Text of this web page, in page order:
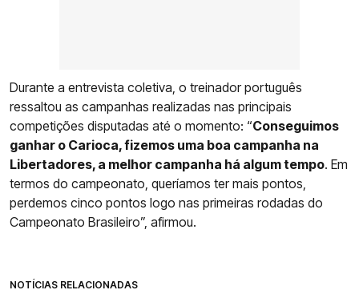
Durante a entrevista coletiva, o treinador português
ressaltou as campanhas realizadas nas principais
competições disputadas até o momento: “Conseguimos
ganhar o Carioca, fizemos uma boa campanha na
Libertadores, a melhor campanha há algum tempo. Em
termos do campeonato, queríamos ter mais pontos,
perdemos cinco pontos logo nas primeiras rodadas do
Campeonato Brasileiro”, afirmou.
NOTÍCIAS RELACIONADAS